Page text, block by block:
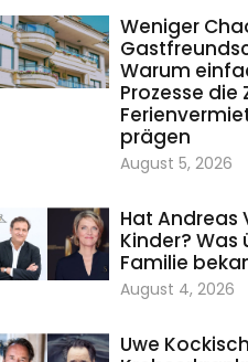
Weniger
Warum
Prozesse die
prägen
August 5, 2026
Hat Andreas
Kinder? Was
Familie
August 4, 2026
Uwe Kockisch